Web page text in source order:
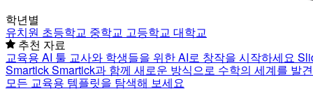
학년별
유치원 초등학교 중학교 고등학교 대학교
추천 자료
교육용 AI 툴 교사와 학생들을 위한 AI로 창작을 시작하세요
SmartickSmartick과 함께 새로운 방식으로 수학의 세계를 발
모든 교육용 템플릿을 탐색해 보세요